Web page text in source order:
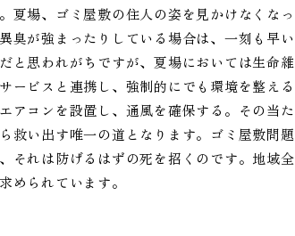
夏場、ゴミ屋敷の住人の姿を見かけなくなっ
臭が強まったりしている場合は、一刻も早い
と思われがちですが、夏場においては生命維
ービスと連携し、強制的にでも環境を整える
アコンを設置し、通風を確保する。その当た
救い出す唯一の道となります。ゴミ屋敷問題
それは防げるはずの死を招くのです。地域全
められています。